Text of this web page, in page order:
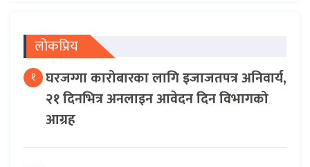
लोकप्रिय
१ घरजग्गा कारोबारका लागि इजाजतपत्र अनिवार्य,
२१ दिनभित्र अनलाइन आवेदन दिन विभागको
आग्रह